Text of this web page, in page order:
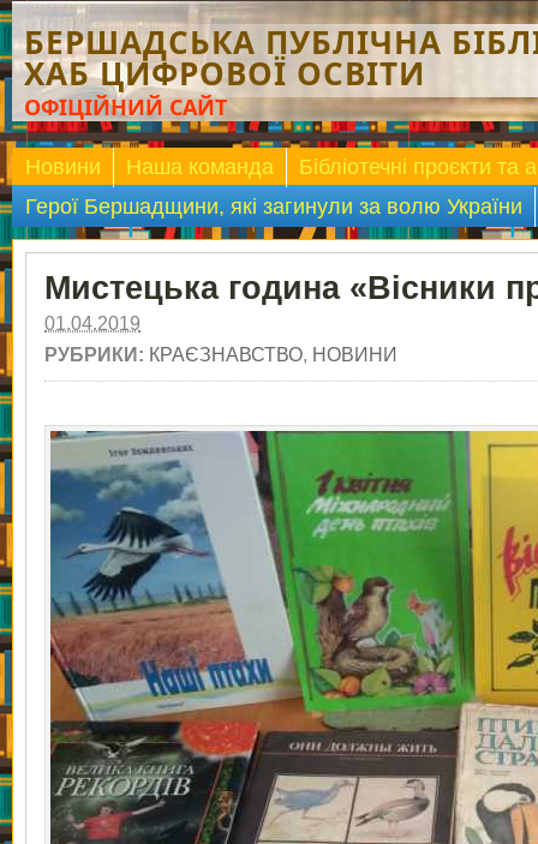
БЕРШАДСЬКА ПУБЛІЧНА
ХАБ ЦИФРОВОЇ ОСВІТИ
ОФІЦІЙНИЙ САЙТ
Новини Наша команда
Бібліотечні проєкти та
Герої Бершадщини, які загинули за волю України
Мистецька година «Вісники
01.04.2019
РУБРИКИ: КРАЄЗНАВСТВО, НОВИНИ